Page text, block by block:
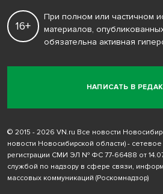
НАПИСАТЬ В
16+
При полном или частичном
материалов,
обязательна активная
© 2015 - 2026 VN.ru Все новости
новости Новосибирской области) -
регистрации СМИ ЭЛ № ФС 77-66488 от
службой по надзору в сфере связи,
массовых коммуникаций (Роскомнадзор)